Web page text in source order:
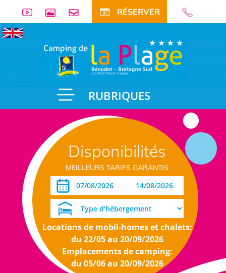
RÉSERVER
RUBRIQUES
Disponibilités
MEILLEURS TARIFS GARANTIS
-
Locations de mobil-homes et chalets:
du 22/05 au 20/09/2026
Emplacements de camping:
du 05/06 au 20/09/2026